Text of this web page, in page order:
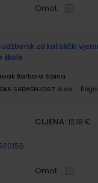
Omot
udžbenik za katolički
škole
Barbara Sipina
SADAŠNJOST d.o.o.
CIJENA: 12,18 €
Omot